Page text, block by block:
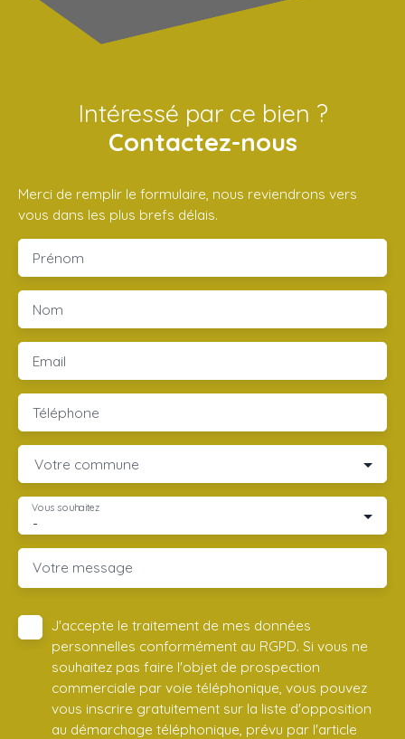
Intéressé par ce bien ?
Contactez-nous
Merci de remplir le formulaire, nous reviendrons vers
vous dans les plus brefs délais.
Prénom
Nom
Email
Téléphone
Votre commune
-
Vous souhaitez
Votre message
J'accepte le traitement de mes données
personnelles conformément au RGPD. Si vous ne
souhaitez pas faire l'objet de prospection
commerciale par voie téléphonique, vous pouvez
vous inscrire gratuitement sur la liste d'opposition
au démarchage téléphonique, prévu par l'article